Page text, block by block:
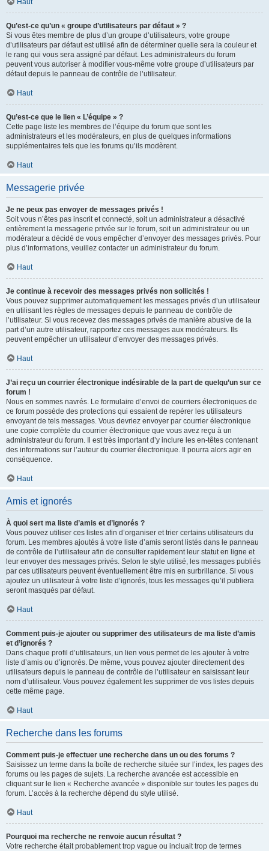
Haut
Qu’est-ce qu’un « groupe d’utilisateurs par défaut » ?
Si vous êtes membre de plus d’un groupe d’utilisateurs, votre groupe
d’utilisateurs par défaut est utilisé afin de déterminer quelle sera la couleur et
le rang qui vous sera assigné par défaut. Les administrateurs du forum
peuvent vous autoriser à modifier vous-même votre groupe d’utilisateurs par
défaut depuis le panneau de contrôle de l’utilisateur.
Haut
Qu’est-ce que le lien « L’équipe » ?
Cette page liste les membres de l’équipe du forum que sont les
administrateurs et les modérateurs, en plus de quelques informations
supplémentaires tels que les forums qu’ils modèrent.
Haut
Messagerie privée
Je ne peux pas envoyer de messages privés !
Soit vous n’êtes pas inscrit et connecté, soit un administrateur a désactivé
entièrement la messagerie privée sur le forum, soit un administrateur ou un
modérateur a décidé de vous empêcher d’envoyer des messages privés. Pour
plus d’informations, veuillez contacter un administrateur du forum.
Haut
Je continue à recevoir des messages privés non sollicités !
Vous pouvez supprimer automatiquement les messages privés d’un utilisateur
en utilisant les règles de messages depuis le panneau de contrôle de
l’utilisateur. Si vous recevez des messages privés de manière abusive de la
part d’un autre utilisateur, rapportez ces messages aux modérateurs. Ils
peuvent empêcher un utilisateur d’envoyer des messages privés.
Haut
J’ai reçu un courrier électronique indésirable de la part de quelqu’un sur ce
forum !
Nous en sommes navrés. Le formulaire d’envoi de courriers électroniques de
ce forum possède des protections qui essaient de repérer les utilisateurs
envoyant de tels messages. Vous devriez envoyer par courrier électronique
une copie complète du courrier électronique que vous avez reçu à un
administrateur du forum. Il est très important d’y inclure les en-têtes contenant
des informations sur l’auteur du courrier électronique. Il pourra alors agir en
conséquence.
Haut
Amis et ignorés
À quoi sert ma liste d’amis et d’ignorés ?
Vous pouvez utiliser ces listes afin d’organiser et trier certains utilisateurs du
forum. Les membres ajoutés à votre liste d’amis seront listés dans le panneau
de contrôle de l’utilisateur afin de consulter rapidement leur statut en ligne et
leur envoyer des messages privés. Selon le style utilisé, les messages publiés
par ces utilisateurs peuvent éventuellement être mis en surbrillance. Si vous
ajoutez un utilisateur à votre liste d’ignorés, tous les messages qu’il publiera
seront masqués par défaut.
Haut
Comment puis-je ajouter ou supprimer des utilisateurs de ma liste d’amis
et d’ignorés ?
Dans chaque profil d’utilisateurs, un lien vous permet de les ajouter à votre
liste d’amis ou d’ignorés. De même, vous pouvez ajouter directement des
utilisateurs depuis le panneau de contrôle de l’utilisateur en saisissant leur
nom d’utilisateur. Vous pouvez également les supprimer de vos listes depuis
cette même page.
Haut
Recherche dans les forums
Comment puis-je effectuer une recherche dans un ou des forums ?
Saisissez un terme dans la boîte de recherche située sur l’index, les pages des
forums ou les pages de sujets. La recherche avancée est accessible en
cliquant sur le lien « Recherche avancée » disponible sur toutes les pages du
forum. L’accès à la recherche dépend du style utilisé.
Haut
Pourquoi ma recherche ne renvoie aucun résultat ?
Votre recherche était probablement trop vague ou incluait trop de termes